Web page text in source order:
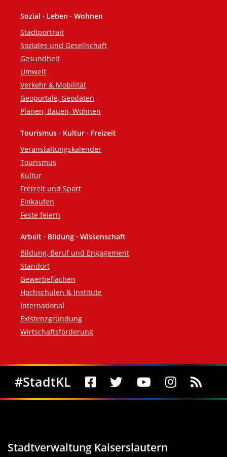
Sozial · Leben · Wohnen
Stadtportrait
Soziales und Gesellschaft
Gesundheit
Umwelt
Verkehr & Mobilität
Geoportale, Geodaten
Planen, Bauen, Wohnen
Tourismus · Kultur · Freizeit
Veranstaltungskalender
Tourismus
Kultur
Freizeit und Sport
Einkaufen
Feste feiern
Arbeit · Bildung · Wissenschaft
Bildung, Beruf und Engagement
Standort
Gewerbeflächen
Hochschulen & Institute
International
Existenzgründung
Wirtschaftsförderung
Social Media
#StadtKL
Stadtverwaltung Kaiserslautern